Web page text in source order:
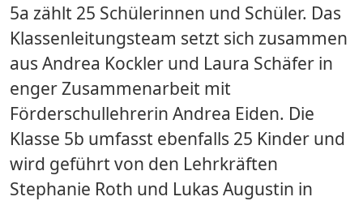
5a zählt 25 Schülerinnen und Schüler. Das
Klassenleitungsteam setzt sich zusammen
aus Andrea Kockler und Laura Schäfer in
enger Zusammenarbeit mit
Förderschullehrerin Andrea Eiden. Die
Klasse 5b umfasst ebenfalls 25 Kinder und
wird geführt von den Lehrkräften
Stephanie Roth und Lukas Augustin in